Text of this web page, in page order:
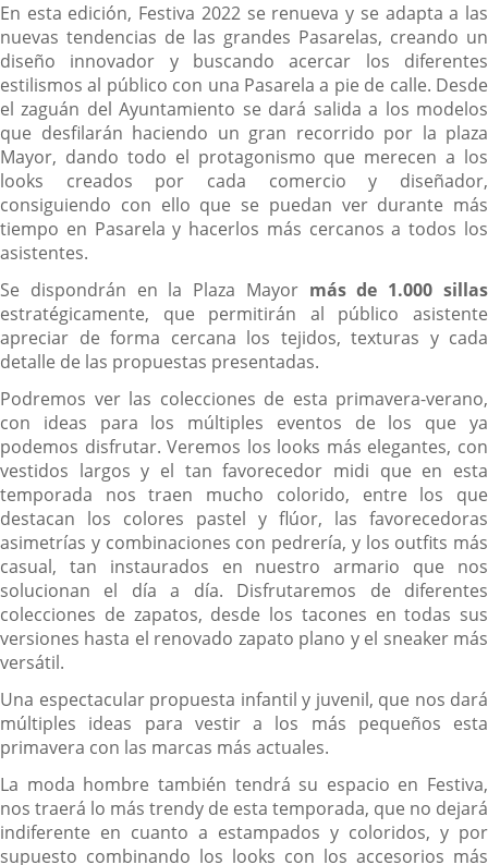
En esta edición, Festiva 2022 se renueva y se adapta a las
nuevas tendencias de las grandes Pasarelas, creando un
diseño innovador y buscando acercar los diferentes
estilismos al público con una Pasarela a pie de calle. Desde
el zaguán del Ayuntamiento se dará salida a los modelos
que desfilarán haciendo un gran recorrido por la plaza
Mayor, dando todo el protagonismo que merecen a los
looks creados por cada comercio y diseñador,
consiguiendo con ello que se puedan ver durante más
tiempo en Pasarela y hacerlos más cercanos a todos los
asistentes.
Se dispondrán en la Plaza Mayor más de 1.000 sillas
estratégicamente, que permitirán al público asistente
apreciar de forma cercana los tejidos, texturas y cada
detalle de las propuestas presentadas.
Podremos ver las colecciones de esta primavera-verano,
con ideas para los múltiples eventos de los que ya
podemos disfrutar. Veremos los looks más elegantes, con
vestidos largos y el tan favorecedor midi que en esta
temporada nos traen mucho colorido, entre los que
destacan los colores pastel y flúor, las favorecedoras
asimetrías y combinaciones con pedrería, y los outfits más
casual, tan instaurados en nuestro armario que nos
solucionan el día a día. Disfrutaremos de diferentes
colecciones de zapatos, desde los tacones en todas sus
versiones hasta el renovado zapato plano y el sneaker más
versátil.
Una espectacular propuesta infantil y juvenil, que nos dará
múltiples ideas para vestir a los más pequeños esta
primavera con las marcas más actuales.
La moda hombre también tendrá su espacio en Festiva,
nos traerá lo más trendy de esta temporada, que no dejará
indiferente en cuanto a estampados y coloridos, y por
supuesto combinando los looks con los accesorios más